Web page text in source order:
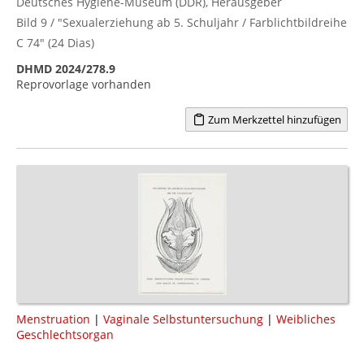
Bild 9 / "Sexualerziehung ab 5. Schuljahr / Farblichtbildreihe
C 74" (24 Dias)
DHMD 2024/278.9
Reprovorlage vorhanden
Zum Merkzettel hinzufügen
Menstruation | Vaginale Selbstuntersuchung | Weibliches
Geschlechtsorgan